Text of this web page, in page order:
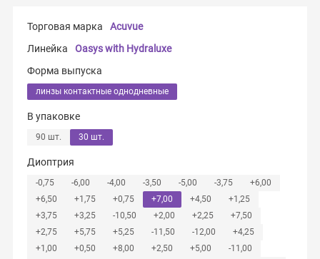
Торговая марка
Acuvue
Линейка
Oasys with Hydraluxe
Форма выпуска
линзы контактные однодневные
В упаковке
90 шт. 30 шт.
Диоптрия
-0,75 -6,00 -4,00 -3,50 -5,00 -3,75
+6,00
+6,50
+1,75 +0,75 +7,00 +4,50
+1,25
+3,75
+3,25 -10,50 +2,00 +2,25
+7,50
+2,75
+5,75 +5,25 -11,50 -12,00
+4,25
+1,00
+0,50 +8,00 +2,50 +5,00
-11,00